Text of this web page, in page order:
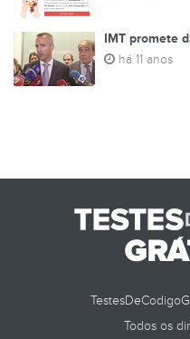
IMT promete
há 11 anos
Todos os